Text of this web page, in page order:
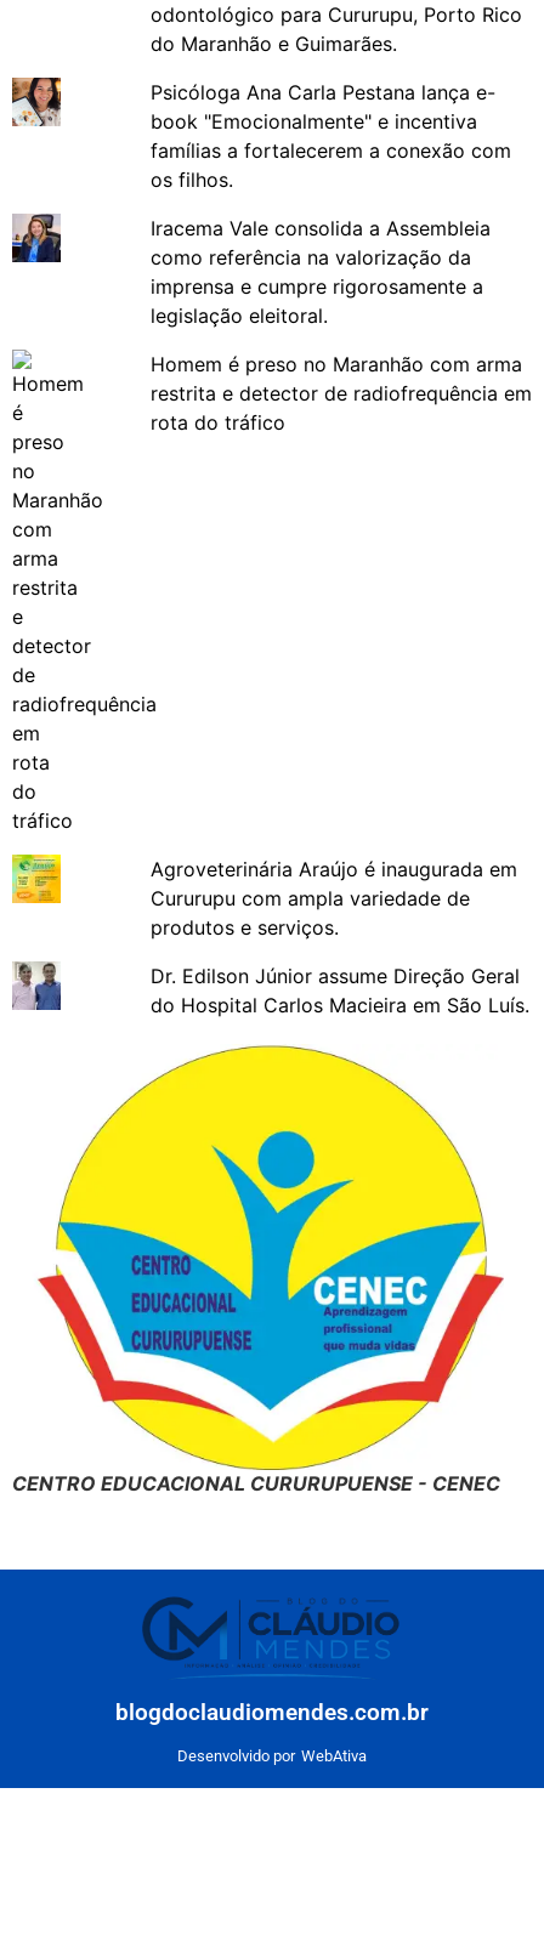
odontológico para Cururupu, Porto Rico
do Maranhão e Guimarães.
Psicóloga Ana Carla Pestana lança e-
book "Emocionalmente" e incentiva
famílias a fortalecerem a conexão com
os filhos.
Iracema Vale consolida a Assembleia
como referência na valorização da
imprensa e cumpre rigorosamente a
legislação eleitoral.
Homem é preso no Maranhão com arma
restrita e detector de radiofrequência em
rota do tráfico
Agroveterinária Araújo é inaugurada em
Cururupu com ampla variedade de
produtos e serviços.
Dr. Edilson Júnior assume Direção Geral
do Hospital Carlos Macieira em São Luís.
CENTRO EDUCACIONAL CURURUPUENSE - CENEC
blogdoclaudiomendes.com.br
Desenvolvido por WebAtiva